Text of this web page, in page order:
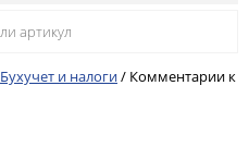
Бухучет и налоги/ Комментарии к